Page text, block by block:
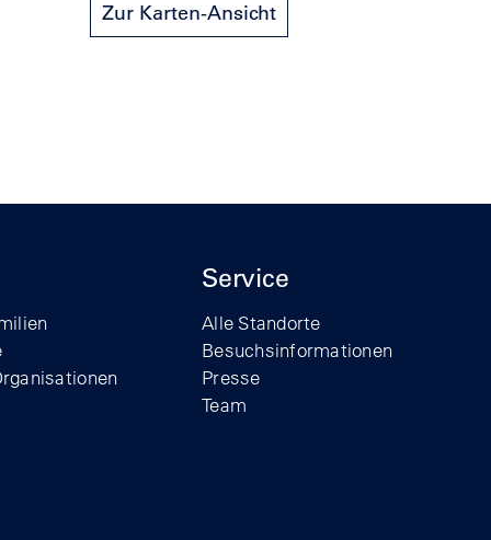
Zur Karten-Ansicht
Service
Alle Standorte
Besuchsinformationen
Presse
Team